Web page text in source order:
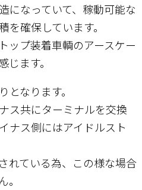
になっていて、稼動可能な
確保しています。
ップ装着車輌のアースケー
ます。
なります。
ス共にターミナルを交換
ナス側にはアイドルスト
れている為、この様な場合